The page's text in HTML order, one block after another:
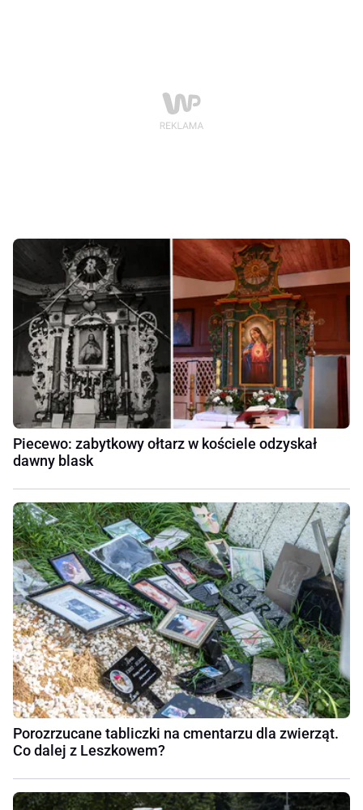
Piecewo: zabytkowy ołtarz w kościele odzyskał
dawny blask
Porozrzucane tabliczki na cmentarzu dla zwierząt.
Co dalej z Leszkowem?